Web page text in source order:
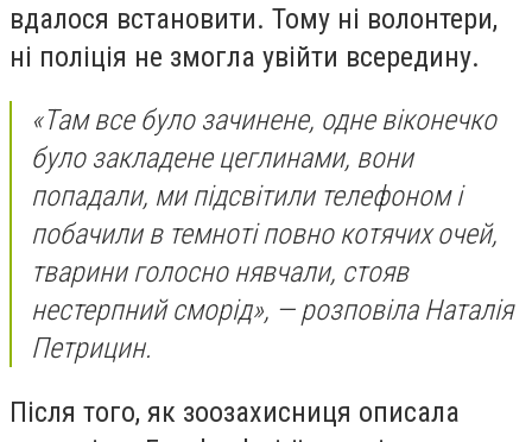
вдалося встановити. Тому ні волонтери,
ні поліція не змогла увійти всередину.
«Там все було зачинене, одне віконечко
було закладене цеглинами, вони
попадали, ми підсвітили телефоном і
побачили в темноті повно котячих очей,
тварини голосно нявчали, стояв
нестерпний сморід», — розповіла Наталія
Петрицин.
Після того, як зоозахисниця описала